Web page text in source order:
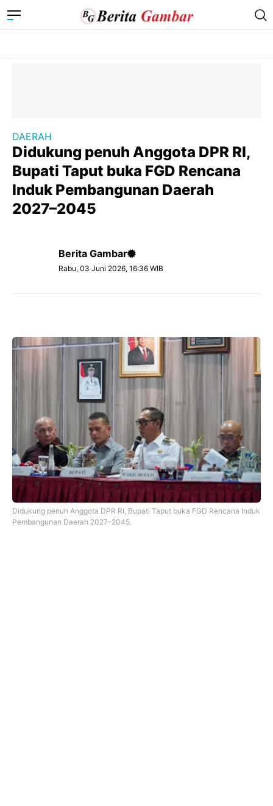
DAERAH
Didukung penuh Anggota DPR RI,
Bupati Taput buka FGD Rencana
Induk Pembangunan Daerah
2027–2045
Berita Gambar
Rabu, 03 Juni 2026, 16:36 WIB
Didukung penuh Anggota DPR RI, Bupati Taput buka FGD Rencana Induk
Pembangunan Daerah 2027–2045.